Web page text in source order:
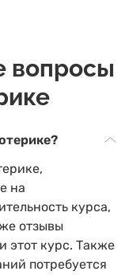
вопросы
на
курса,
отзывы
этот курс. Также
потребуется